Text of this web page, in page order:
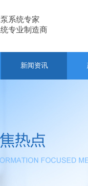
系统专家
专业制造商
新闻资讯